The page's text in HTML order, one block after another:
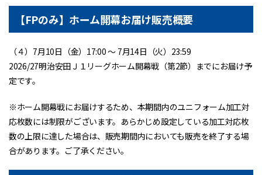
【FPのみ】ホーム開幕お届け販売概要
（４）7月10日（金）17:00 〜 7月14日（火）23:59
2026/27明治安田Ｊ１リーグホーム開幕戦（第2節）までにお届け予
定です。
※ホーム開幕戦にお届けするため、本期間内のユニフォーム加工対
応枚数には制限がございます。あらかじめ設定している加工対応枚
数の上限に達した場合は、販売期間内においても販売を終了する場
合があります。ご了承ください。